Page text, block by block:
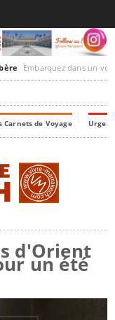
Embarquez dans un voyage culturel dans le
Carnets de Voyage
d'Orient
un été